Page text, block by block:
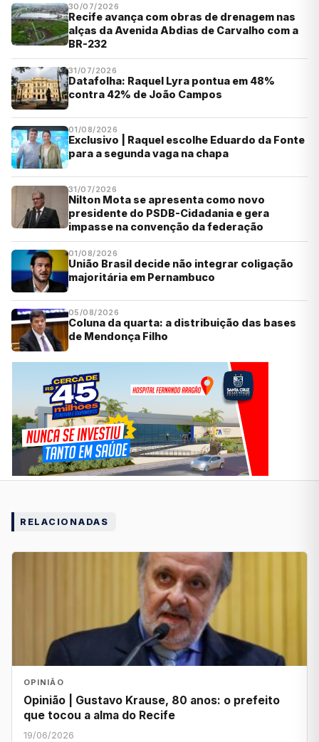
30/07/2026
Recife avança com obras de drenagem nas
alças da Avenida Abdias de Carvalho com a
BR-232
31/07/2026
Datafolha: Raquel Lyra pontua em 48%
contra 42% de João Campos
01/08/2026
Exclusivo | Raquel escolhe Eduardo da Fonte
para a segunda vaga na chapa
31/07/2026
Nilton Mota se apresenta como novo
presidente do PSDB-Cidadania e gera
impasse na convenção da federação
01/08/2026
União Brasil decide não integrar coligação
majoritária em Pernambuco
05/08/2026
Coluna da quarta: a distribuição das bases
de Mendonça Filho
RELACIONADAS
OPINIÃO
Opinião | Gustavo Krause, 80 anos: o prefeito
que tocou a alma do Recife
19/06/2026